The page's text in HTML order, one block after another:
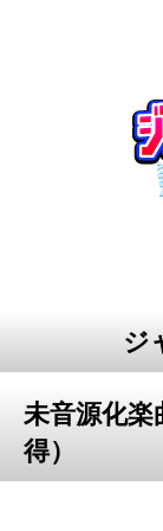
ジ
未音源化楽
得）